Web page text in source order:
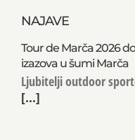
NAJAVE
Tour de Marča 2026
izazova u šumi Marča
Ljubitelji outdoor
[...]